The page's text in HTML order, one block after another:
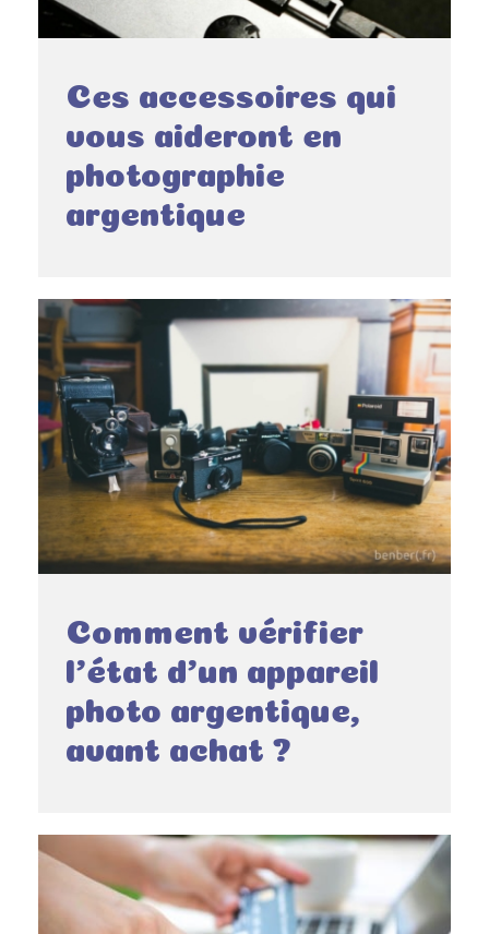
Ces accessoires qui
vous aideront en
photographie
argentique
Comment vérifier
l’état d’un appareil
photo argentique,
avant achat ?